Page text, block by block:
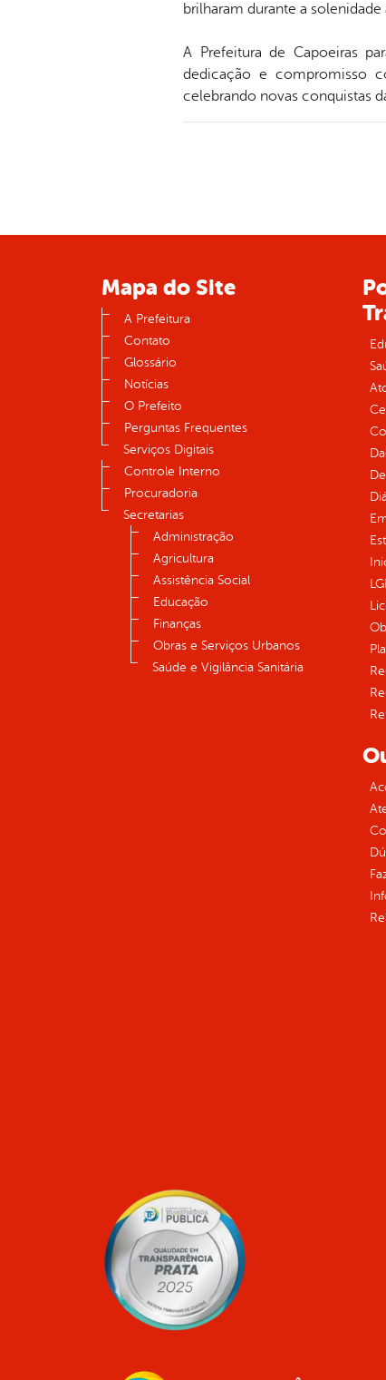
brilharam durante a
A Prefeitura de Capoeiras
dedicação e compromisso
celebrando novas conquistas
Mapa do Site
A Prefeitura
Contato
Glossário
Notícias
O Prefeito
Perguntas Frequentes
Serviços Digitais
Controle Interno
Procuradoria
Secretarias
Administração
Agricultura
Assistência Social
Educação
Finanças
Obras e Serviços Urbanos
Saúde e Vigilância Sanitária